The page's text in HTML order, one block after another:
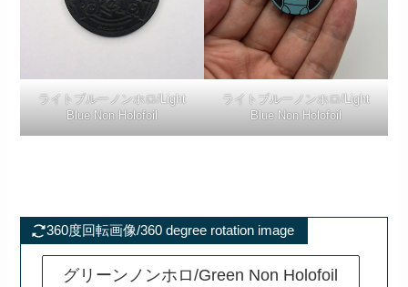
ライトブルーノンホロ/Light
Blue Non Holofoil
ライトブルーノンホロ/Light
Blue Non Holofoil
360度回転画像/360 degree rotation image
グリーンノンホロ/Green Non Holofoil